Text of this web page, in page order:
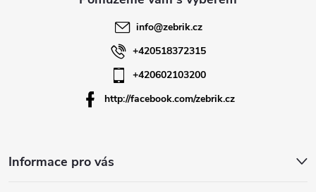
info@zebrik.cz
+420518372315
+420602103200
http://facebook.com/zebrik.cz
Informace pro vás